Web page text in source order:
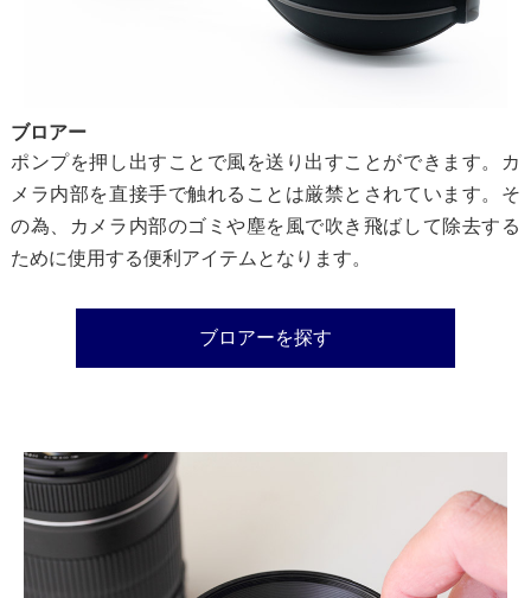
ブロアー
ポンプを押し出すことで風を送り出すことができます。カ
メラ内部を直接手で触れることは厳禁とされています。そ
の為、カメラ内部のゴミや塵を風で吹き飛ばして除去する
ために使用する便利アイテムとなります。
ブロアーを探す